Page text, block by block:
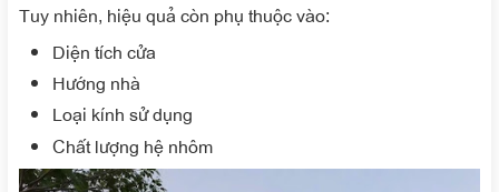
Tuy nhiên, hiệu quả còn phụ thuộc vào:
Diện tích cửa
Hướng nhà
Loại kính sử dụng
Chất lượng hệ nhôm